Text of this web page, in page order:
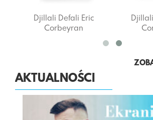
Djillali Defali Eric
Corbeyran
AKTUALNOŚCI